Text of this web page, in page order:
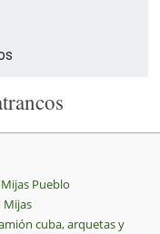
Pueblo
Mijas
cuba, arquetas y